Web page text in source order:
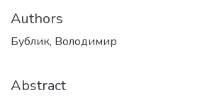
Authors
Бублик, Володимир
Abstract